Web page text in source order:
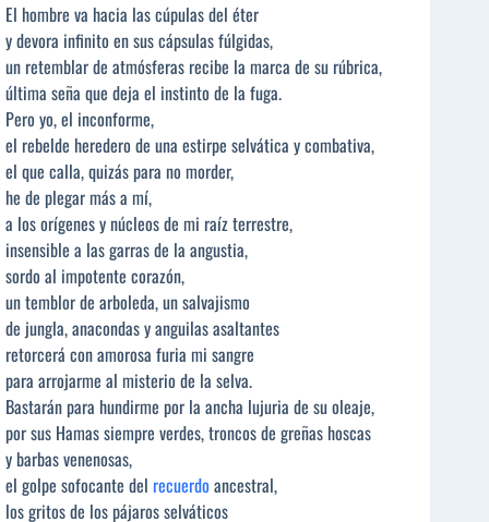
El hombre va hacia las cúpulas del éter
y devora infinito en sus cápsulas fúlgidas,
un retemblar de atmósferas recibe la marca de su rúbrica,
última seña que deja el instinto de la fuga.
Pero yo, el inconforme,
el rebelde heredero de una estirpe selvática y combativa,
el que calla, quizás para no morder,
he de plegar más a mí,
a los orígenes y núcleos de mi raíz terrestre,
insensible a las garras de la angustia,
sordo al impotente corazón,
un temblor de arboleda, un salvajismo
de jungla, anacondas y anguilas asaltantes
retorcerá con amorosa furia mi sangre
para arrojarme al misterio de la selva.
Bastarán para hundirme por la ancha lujuria de su oleaje,
por sus Hamas siempre verdes, troncos de greñas hoscas
y barbas venenosas,
el golpe sofocante del recuerdo ancestral,
los gritos de los pájaros selváticos